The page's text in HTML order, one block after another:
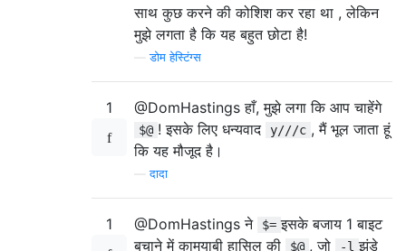
साथ कुछ करने की कोशिश कर रहा था , लेकिन
मुझे लगता है कि यह बहुत छोटा है!
—डोम हेस्टिंग्स
1 @DomHastings हाँ, मुझे लगा कि आप चाहेंगे
$@ ! इसके लिए धन्यवाद y///c , मैं भूल जाता हूं
कि यह मौजूद है।
—दादा
1 @DomHastings ने $= इसके बजाय 1 बाइट
बचाने में कामयाबी हासिल की
$@ , जो -l झंडे